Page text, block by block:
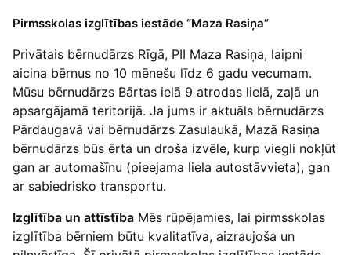
Pirmsskolas izglītības iestāde “Maza Rasiņa”
Privātais bērnudārzs Rīgā, PII Maza Rasiņa, laipni
aicina bērnus no 10 mēnešu līdz 6 gadu vecumam.
Mūsu bērnudārzs Bārtas ielā 9 atrodas lielā, zaļā un
apsargājamā teritorijā. Ja jums ir aktuāls bērnudārzs
Pārdaugavā vai bērnudārzs Zasulaukā, Mazā Rasiņa
bērnudārzs būs ērta un droša izvēle, kurp viegli nokļūt
gan ar automašīnu (pieejama liela autostāvvieta), gan
ar sabiedrisko transportu.
Izglītība un attīstība Mēs rūpējamies, lai pirmsskolas
izglītība bērniem būtu kvalitatīva, aizraujoša un